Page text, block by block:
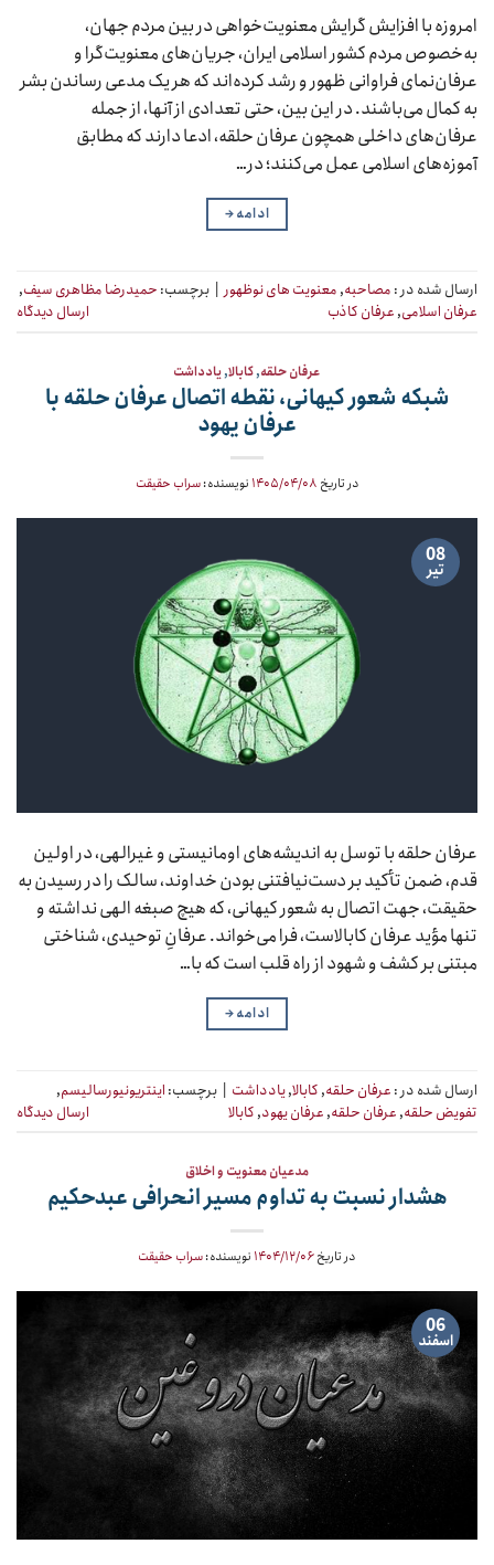
امروزه با افزایش گرایش معنویت‌خواهی در بین مردم جهان،
به‌خصوص مردم کشور اسلامی ایران، جریان‌های معنویت‌گرا و
عرفان‌نمای فراوانی ظهور و رشد کرده‌اند که هر یک مدعی رساندن بشر
به کمال می‌باشند. در این بین، حتی تعدادی از آنها، از جمله
عرفان‌های داخلی همچون عرفان حلقه، ادعا دارند که مطابق
آموزه‌های اسلامی عمل می‌کنند؛ در…
ادامه→
ارسال شده در : مصاحبه,معنویت های نوظهور برچسب: حمیدرضا مظاهری سیف,
عرفان اسلامی,عرفان کاذب ارسال دیدگاه
عرفان حلقه,کابالا,یادداشت
شبکه ‌‌‌‌شعور کیهانی، نقطه اتصال عرفان حلقه با
عرفان یهود
در تاریخ ۱۴۰۵/۰۴/۰۸ نویسنده:سراب حقیقت
08
تیر
عرفان حلقه با توسل به اندیشه‌های اومانیستی و غیرالهی، در اولین
قدم، ضمن تأکید بر دست‌نیافتنی بودن خداوند، سالک را در رسیدن به
حقیقت، جهت اتصال به شعور کیهانی، که هیچ صبغه الهی نداشته و
تنها مؤید عرفان کابالاست، فرا می‌خواند. عرفانِ توحیدی، شناختی
مبتنی بر کشف و شهود از راه قلب است که با…
ادامه→
ارسال شده در : عرفان حلقه, کابالا,یادداشت | برچسب: اینتریونیورسالیسم,
تفویض حلقه, عرفان حلقه, عرفان یهود, کابالا ارسال دیدگاه
مدعیان معنویت و اخلاق
هشدار نسبت به تداوم مسیر انحرافی عبدحکیم
در تاریخ۱۴۰۴/۱۲/۰۶ نویسنده:سراب حقیقت
06
اسفند